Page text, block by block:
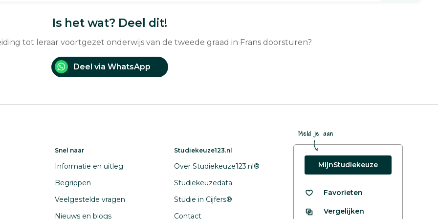
Is het wat? Deel dit!
tot leraar voortgezet onderwijs van de tweede graad in Frans doorsturen?
Deel via WhatsApp
Snel naar
Informatie en uitleg
Begrippen
Veelgestelde vragen
Nieuws en blogs
Studiekeuze123.nl
Over Studiekeuze123.nl®
Studiekeuzedata
Studie in Cijfers®
Contact
Meld je aan
MijnStudiekeuze
Favorieten
Vergelijken